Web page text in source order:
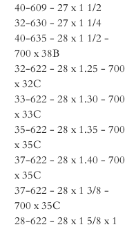
40-609 - 27 x 1 1/2
32-630 - 27 x 1 1/4
40-635 - 28 x 1 1/2 -
700 x 38B
32-622 - 28 x 1.25 - 700
x 32C
33-622 - 28 x 1.30 - 700
x 33C
35-622 - 28 x 1.35 - 700
x 35C
37-622 - 28 x 1.40 - 700
x 35C
37-622 - 28 x 1 3/8 -
700 x 35C
28-622 - 28 x 1 5/8 x 1